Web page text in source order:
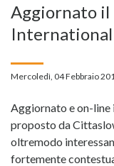
Aggiornato
International
Mercoledì, 04 Febbraio
Aggiornato e on-
proposto da
oltremodo
fortemente